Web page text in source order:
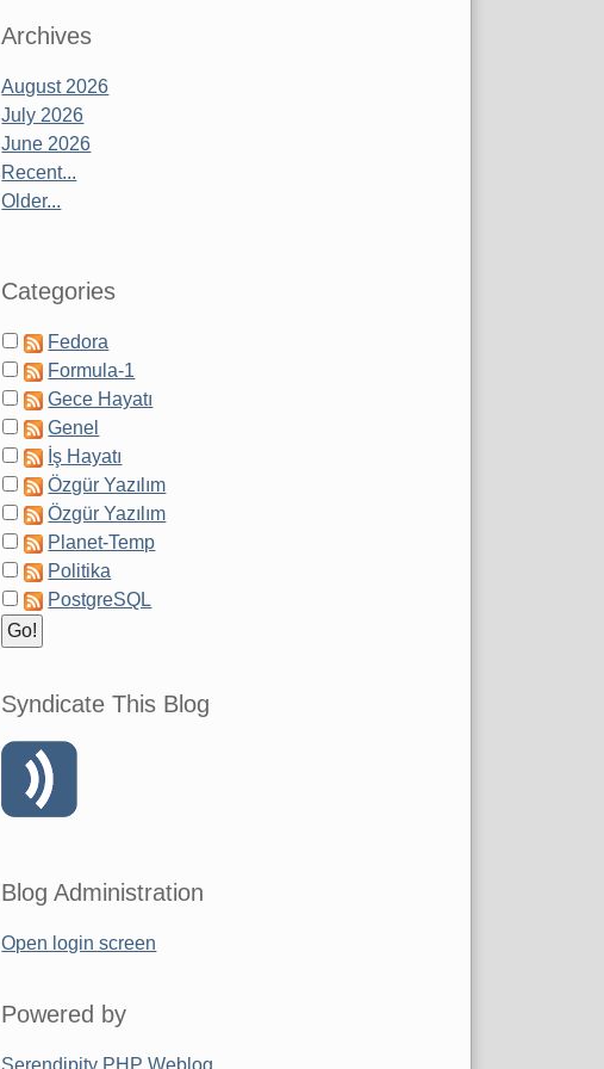
Archives
August 2026
July 2026
June 2026
Recent...
Older...
Categories
Fedora
Formula-1
Gece Hayatı
Genel
İş Hayatı
Özgür Yazılım
Özgür Yazılım
Planet-Temp
Politika
PostgreSQL
Syndicate This Blog
Blog Administration
Open login screen
Powered by